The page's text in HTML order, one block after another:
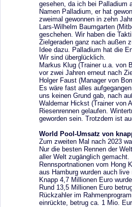
gesehen, da ich bei Palladium
Namen Palladium, er hat
zweimal gewonnen in zehn
Lars-Wilhelm Baumgarten
geschehen. Wir haben die
Zielgeraden ganz nach außen
Idee dazu. Palladium hat die
Wir sind überglücklich.
Markus Klug (Trainer u.a. von
vor zwei Jahren erneut nach
Holger Faust (Manager von
Es wäre fast alles
uns keinen Grund gab, nach
Waldemar Hickst (Trainer von
Riesenrennen gelaufen.
geworden sein. Trotzdem ist
World Pool-Umsatz von
Zum zweiten Mal nach 2023
Nur die besten Rennen der
aller Welt zugänglich
Rennsportnationen vom Hong
aus Hamburg wurden auch
Knapp 4,7 Millionen Euro
Rund 13,5 Millionen Euro
Rückzahler im
einrückte, betrug ca. 1 Mio.